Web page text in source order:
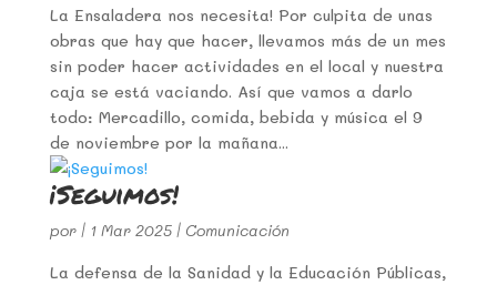
La Ensaladera nos necesita! Por culpita de unas
obras que hay que hacer, llevamos más de un mes
sin poder hacer actividades en el local y nuestra
caja se está vaciando. Así que vamos a darlo
todo: Mercadillo, comida, bebida y música el 9
de noviembre por la mañana...
¡Seguimos!
por | 1 Mar 2025| Comunicación
La defensa de la Sanidad y la Educación Públicas,